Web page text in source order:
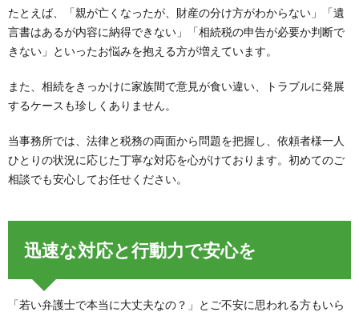
たとえば、「親が亡くなったが、財産の分け方がわからない」「遺
言書はあるが内容に納得できない」「相続税の申告が必要か判断で
きない」といったお悩みを抱える方が増えています。
また、相続をきっかけに家族間で意見が食い違い、トラブルに発展
するケースも珍しくありません。
当事務所では、法律と税務の両面から問題を把握し、依頼者様一人
ひとりの状況に応じた丁寧な対応を心がけております。初めてのご
相談でも安心してお任せください。
迅速な対応と行動力で安心を
「若い弁護士で本当に大丈夫なの？」とご不安に思われる方もいら